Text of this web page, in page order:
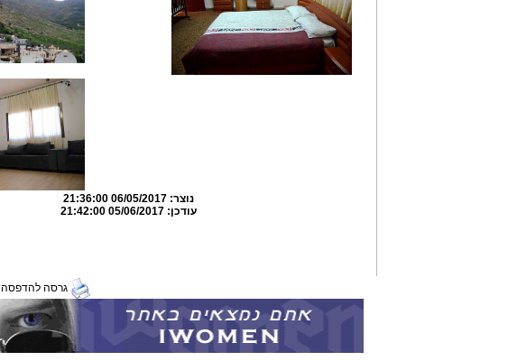
נוצר:06/05/2017 21:36:00
עודכן:05/06/2017 21:42:00
גרסה להדפסה